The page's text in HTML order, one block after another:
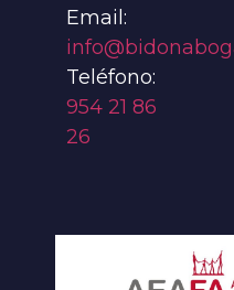
Email:
Teléfono:
954 21 86
26